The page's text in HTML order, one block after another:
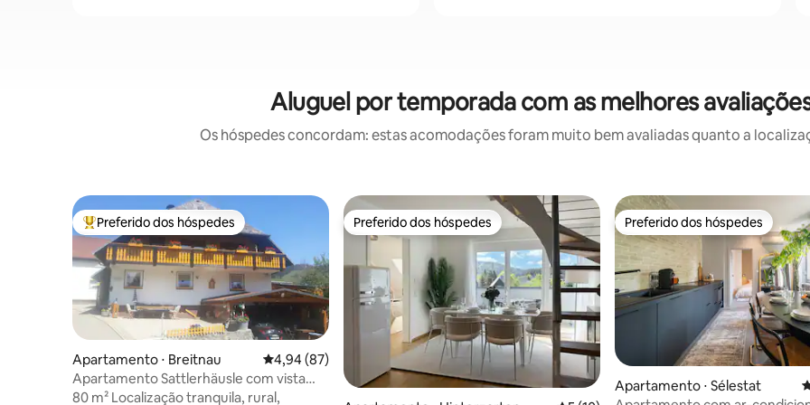
Aluguel por temporada com as melhores
Os hóspedes concordam: estas acomodações foram muito bem avaliadas quanto a
Entre os melhores preferidos dos hóspedes
Preferido dos hóspedes
Apartamento ⋅ Breitnau 4,94 de uma avaliação média de 5, 87 avaliações
4,94 (87)
Apartamento Sattlerhäusle com vista
para Feldberg
80 m² Localização tranquila, rural,
Preferido dos hóspedes
Preferido dos hóspedes Preferido dos hóspedes
Preferido dos hóspedes
Apartamento ⋅ Sélestat